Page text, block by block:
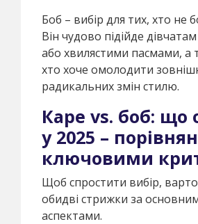
Боб – вибір для тих, хто не
Він чудово підійде
або хвилястими пасмами, а
хто хоче омолодити
радикальних змін стилю.
Каре vs. боб: що
у 2025 –
ключовими
Щоб спростити вибір,
обидві стрижки за
аспектами.